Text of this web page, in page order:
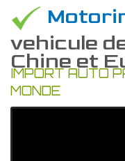
vehicule
Chine et
IMPORT AUTO
MONDE